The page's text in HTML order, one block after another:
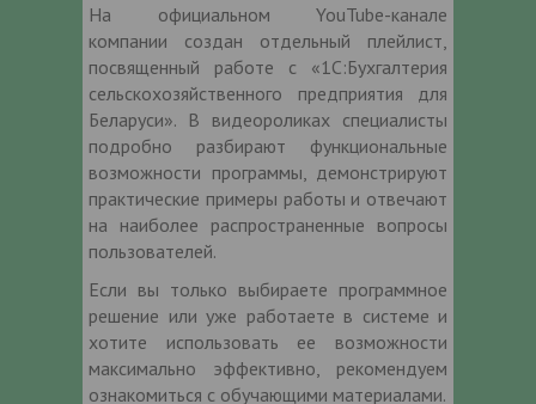
На официальном YouTube-канале
компании создан отдельный плейлист,
посвященный работе с «1С:Бухгалтерия
сельскохозяйственного предприятия для
Беларуси». В видеороликах специалисты
подробно разбирают функциональные
возможности программы, демонстрируют
практические примеры работы и отвечают
на наиболее распространенные вопросы
пользователей.
Если вы только выбираете программное
решение или уже работаете в системе и
хотите использовать ее возможности
максимально эффективно, рекомендуем
ознакомиться с обучающими материалами.